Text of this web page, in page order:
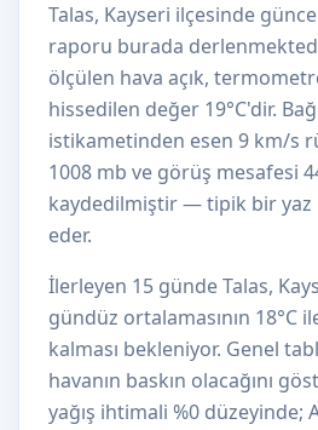
Talas, Kayseri ilçesinde
raporu burada
ölçülen hava açık,
hissedilen değer 19°C'dir.
istikametinden esen 9 km/s
1008 mb ve görüş mesafesi
kaydedilmiştir — tipik bir
eder.
İlerleyen 15 günde Talas,
gündüz ortalamasının 18°C
kalması bekleniyor. Genel
havanın baskın olacağını
yağış ihtimali %0 düzeyinde;